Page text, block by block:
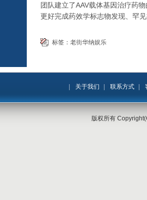
团队建立了AAV载体基因治疗药
更好完成药效学标志物发现、罕
标签： 老街华纳娱乐
关于我们 联系方式
版权所有